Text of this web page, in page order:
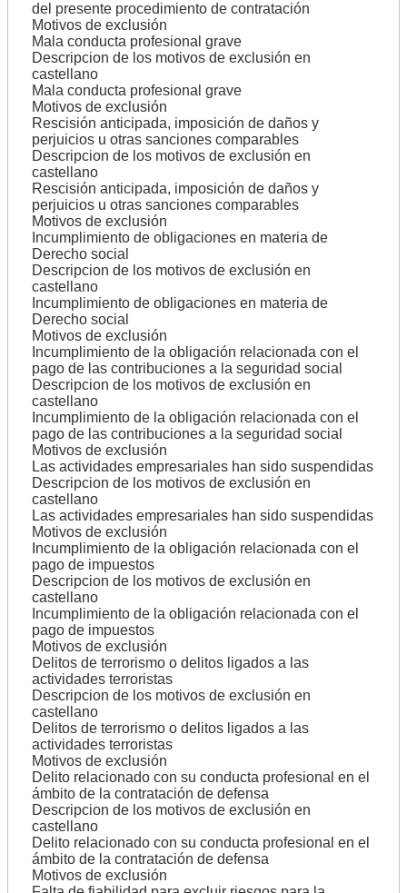
del presente procedimiento de contratación
Motivos de exclusión
Mala conducta profesional grave
Descripcion de los motivos de exclusión en
castellano
Mala conducta profesional grave
Motivos de exclusión
Rescisión anticipada, imposición de daños y
perjuicios u otras sanciones comparables
Descripcion de los motivos de exclusión en
castellano
Rescisión anticipada, imposición de daños y
perjuicios u otras sanciones comparables
Motivos de exclusión
Incumplimiento de obligaciones en materia de
Derecho social
Descripcion de los motivos de exclusión en
castellano
Incumplimiento de obligaciones en materia de
Derecho social
Motivos de exclusión
Incumplimiento de la obligación relacionada con el
pago de las contribuciones a la seguridad social
Descripcion de los motivos de exclusión en
castellano
Incumplimiento de la obligación relacionada con el
pago de las contribuciones a la seguridad social
Motivos de exclusión
Las actividades empresariales han sido suspendidas
Descripcion de los motivos de exclusión en
castellano
Las actividades empresariales han sido suspendidas
Motivos de exclusión
Incumplimiento de la obligación relacionada con el
pago de impuestos
Descripcion de los motivos de exclusión en
castellano
Incumplimiento de la obligación relacionada con el
pago de impuestos
Motivos de exclusión
Delitos de terrorismo o delitos ligados a las
actividades terroristas
Descripcion de los motivos de exclusión en
castellano
Delitos de terrorismo o delitos ligados a las
actividades terroristas
Motivos de exclusión
Delito relacionado con su conducta profesional en el
ámbito de la contratación de defensa
Descripcion de los motivos de exclusión en
castellano
Delito relacionado con su conducta profesional en el
ámbito de la contratación de defensa
Motivos de exclusión